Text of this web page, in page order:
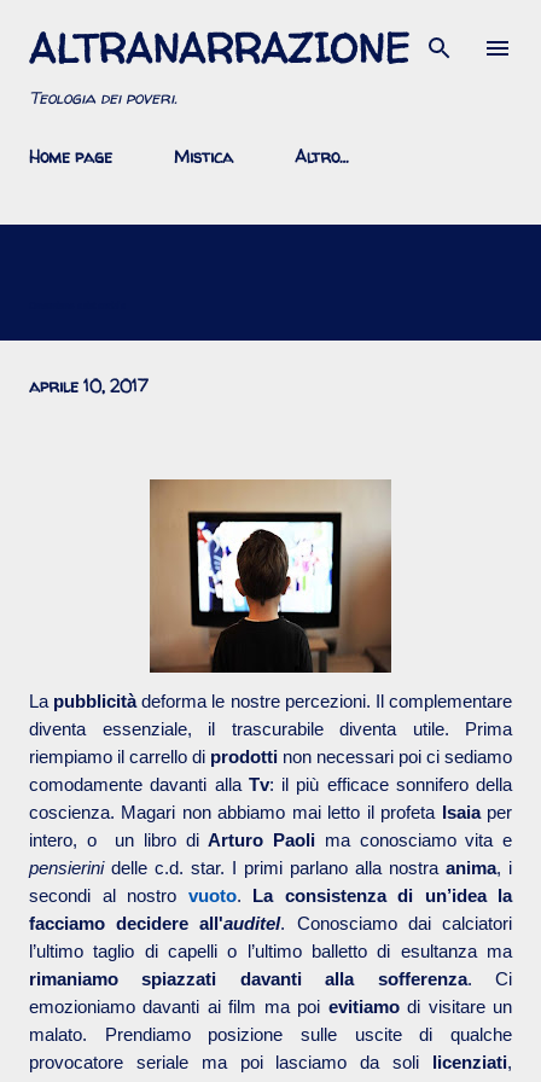
Passa ai contenuti principali
ALTRANARRAZIONE
Teologia dei poveri.
Home page Mistica Altro…
aprile 10, 2017
La pubblicitàdeforma le nostre percezioni. Il complementare
diventa essenziale, il trascurabile diventa utile. Prima
riempiamo il carrello di prodotti non necessari poi ci sediamo
comodamente davanti alla Tv: il più efficace sonnifero della
coscienza. Magari non abbiamo mai letto il profeta Isaiaper
intero, o
un libro diArturo Paoli ma conosciamo vita e
pensierinidelle c.d. star. I primi parlano alla nostra anima, i
secondi al nostro vuoto. La consistenza di un’idea la
facciamo decidere all'auditel. Conosciamo dai calciatori
l’ultimo taglio di capelli o l’ultimo balletto di esultanza ma
rimaniamo spiazzati davanti alla sofferenza. Ci
emozioniamo davanti ai film ma poi evitiamodi visitare un
malato. Prendiamo posizione sulle uscite di qualche
provocatore seriale ma poi lasciamo da soli licenziati,